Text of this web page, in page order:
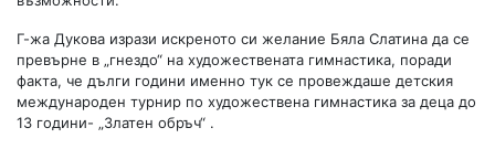
Г-жа Дукова изрази искреното си желание Бяла Слатина да се
превърне в „гнездо“ на художествената гимнастика, поради
факта, че дълги години именно тук се провеждаше детския
международен турнир по художествена гимнастика за деца до
13 години- „Златен обръч“ .